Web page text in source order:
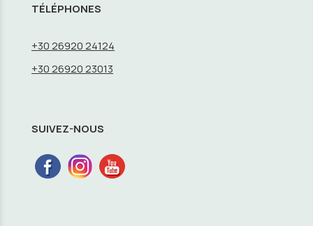
TÉLÉPHONES
+30 26920 24124
+30 26920 23013
SUIVEZ-NOUS